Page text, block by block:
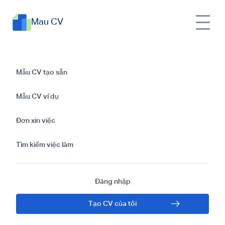
Mau CV
Mẫu CV tạo sẵn
Mẫu CV ví dụ
Đơn xin việc
Tìm kiếm việc làm
Đăng nhập
Tạo CV của tôi
Hướng Dẫn Viết CV
Dược Sĩ Với Mẫu
Template Chuyên
Nghiệp